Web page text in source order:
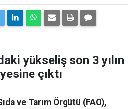
yükseliş son 3 yılın
çıktı
ve Tarım Örgütü (FAO),